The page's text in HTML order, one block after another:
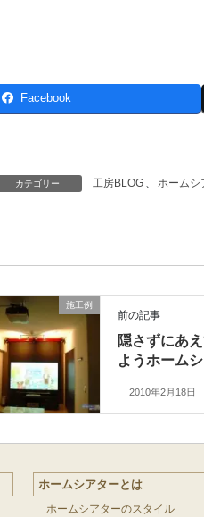
Facebook
カテゴリー 工房BLOG 、 ホームシ
施工例
前の記事
隠さずにあ
ようホーム
2010年2月18日
ホームシアターとは
ホームシアターのスタイル